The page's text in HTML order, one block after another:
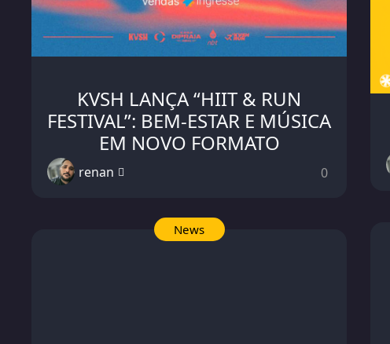
KVSH LANÇA “HIIT & RUN
FESTIVAL”: BEM-ESTAR E MÚSICA
EM NOVO FORMATO
renan 0
News